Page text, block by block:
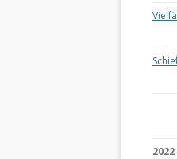
2022